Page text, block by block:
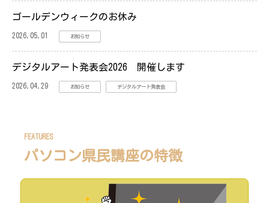
ゴールデンウィークのお休み
2026.05.01 お知らせ
デジタルアート発表会2026 開催します
2026.04.29 お知らせ デジタルアート発表会
FEATURES
パソコン県民講座の特徴